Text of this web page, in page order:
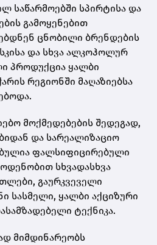
საწარმოებში სპირტისა და
გამოყენებით
ცნობილი ბრენდების
და სხვა ალკოჰოლურ
პროდუქცია ყალბი
რეგიონში მაღაზიებსა
მოქმედებების შედეგად,
და სარეალიზაციო
ფალსიფიცირებული
სხვადასხვა
გაურკვეველი
სასმელი, ყალბი აქციზური
ტექნიკა.
მიმდინარეობს